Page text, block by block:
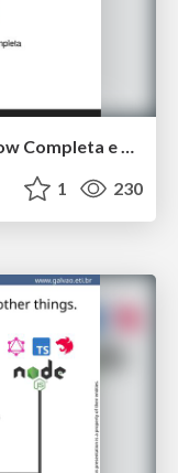
g-flow: Uma implementação Gitflow Completa e Prática
1 230